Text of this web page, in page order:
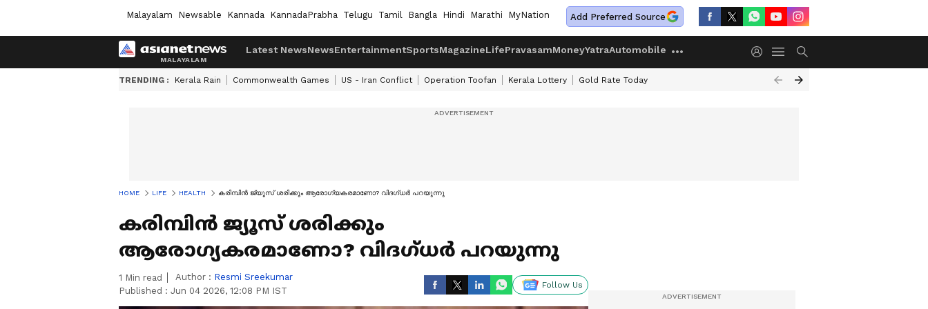
Malayalam Newsable Kannada KannadaPrabha Telugu Tamil Bangla Hindi Marathi MyNation Add Preferred Source
Latest NewsNewsEntertainmentSportsMagazineLifePravasamMoneyYatraAutomobile
TRENDING : Kerala Rain Commonwealth Games US - Iran Conflict Operation Toofan Kerala Lottery Gold Rate Today
HOME LIFE HEALTH കരിമ്പിൻ ജ്യൂസ് ശരിക്കും ആരോഗ്യകരമാണോ? വിദ​ഗ്ധർ പറയുന്നു
കരിമ്പിൻ ജ്യൂസ് ശരിക്കും
ആരോഗ്യകരമാണോ? വിദ​ഗ്ധർ പറയുന്നു
1 Min read Author : Resmi Sreekumar
Published : Jun 04 2026, 12:08 PM IST
Follow Us